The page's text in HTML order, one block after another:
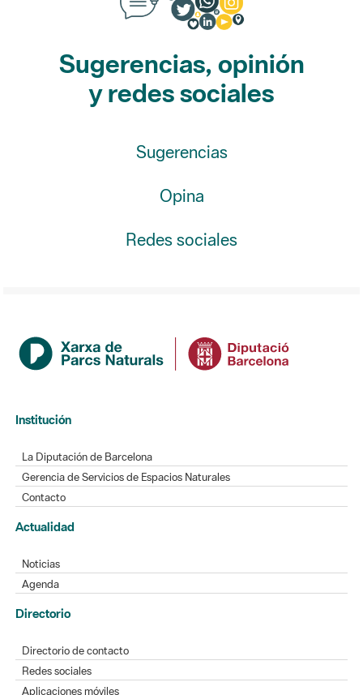
Sugerencias, opinión
y redes sociales
Sugerencias
Opina
Redes sociales
Institución
La Diputación de Barcelona
Gerencia de Servicios de Espacios Naturales
Contacto
Actualidad
Noticias
Agenda
Directorio
Directorio de contacto
Redes sociales
Aplicaciones móviles